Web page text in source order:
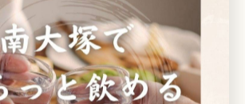
日本酒
ビール
焼酎
刺身